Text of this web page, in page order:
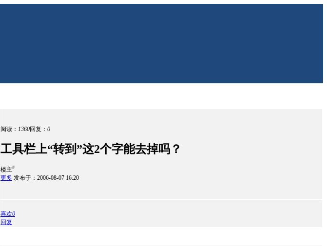
阅读： 1360回复： 0
工具栏上“转到”这2个字能去掉吗？
楼主#
更多 发布于：2006-08-07 16:20
喜欢0
回复